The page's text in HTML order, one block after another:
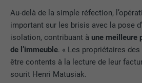
Au-delà de la simple réfection,
important sur les brisis avec la pose
isolation, contribuant à une meilleure
de l’immeuble. « Les propriétaires
être contents à la lecture de leur
sourit Henri Matusiak.